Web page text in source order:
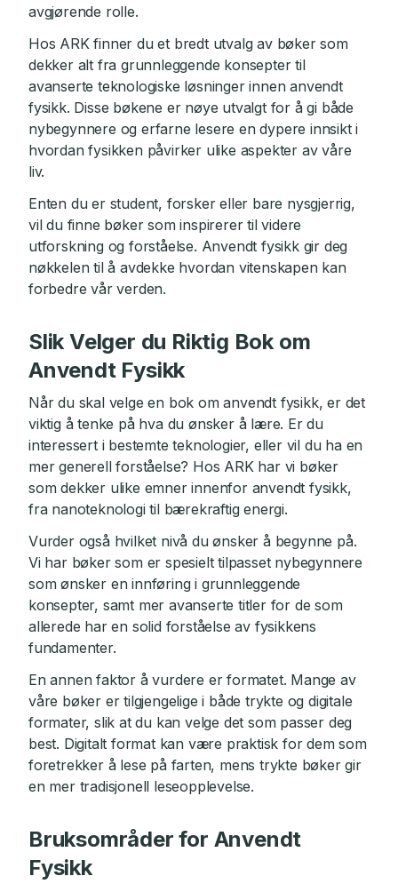
avgjørende rolle.
Hos ARK finner du et bredt utvalg av bøker som
dekker alt fra grunnleggende konsepter til
avanserte teknologiske løsninger innen anvendt
fysikk. Disse bøkene er nøye utvalgt for å gi både
nybegynnere og erfarne lesere en dypere innsikt i
hvordan fysikken påvirker ulike aspekter av våre
liv.
Enten du er student, forsker eller bare nysgjerrig,
vil du finne bøker som inspirerer til videre
utforskning og forståelse. Anvendt fysikk gir deg
nøkkelen til å avdekke hvordan vitenskapen kan
forbedre vår verden.
Slik Velger du Riktig Bok om
Anvendt Fysikk
Når du skal velge en bok om anvendt fysikk, er det
viktig å tenke på hva du ønsker å lære. Er du
interessert i bestemte teknologier, eller vil du ha en
mer generell forståelse? Hos ARK har vi bøker
som dekker ulike emner innenfor anvendt fysikk,
fra nanoteknologi til bærekraftig energi.
Vurder også hvilket nivå du ønsker å begynne på.
Vi har bøker som er spesielt tilpasset nybegynnere
som ønsker en innføring i grunnleggende
konsepter, samt mer avanserte titler for de som
allerede har en solid forståelse av fysikkens
fundamenter.
En annen faktor å vurdere er formatet. Mange av
våre bøker er tilgjengelige i både trykte og digitale
formater, slik at du kan velge det som passer deg
best. Digitalt format kan være praktisk for dem som
foretrekker å lese på farten, mens trykte bøker gir
en mer tradisjonell leseopplevelse.
Bruksområder for Anvendt
Fysikk